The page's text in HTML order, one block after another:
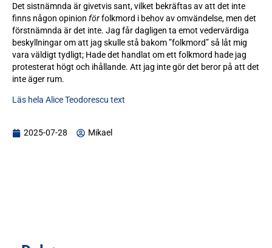
Det sistnämnda är givetvis sant, vilket bekräftas av att det inte
finns någon opinion förfolkmord i behov av omvändelse, men det
förstnämnda är det inte. Jag får dagligen ta emot vedervärdiga
beskyllningar om att jag skulle stå bakom ”folkmord” så låt mig
vara väldigt tydligt; Hade det handlat om ett folkmord hade jag
protesterat högt och ihållande. Att jag inte gör det beror på att det
inte äger rum.
Läs hela Alice Teodorescu text
2025-07-28 Mikael